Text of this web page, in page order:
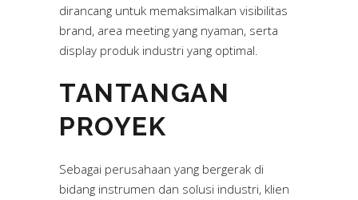
dirancang untuk memaksimalkan visibilitas
brand, area meeting yang nyaman, serta
display produk industri yang optimal.
TANTANGAN
PROYEK
Sebagai perusahaan yang bergerak di
bidang instrumen dan solusi industri, klien